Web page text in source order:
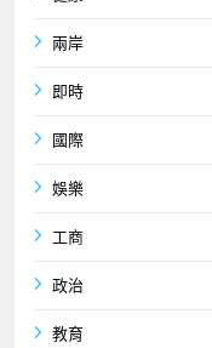
兩岸
即時
國際
娛樂
工商
政治
教育